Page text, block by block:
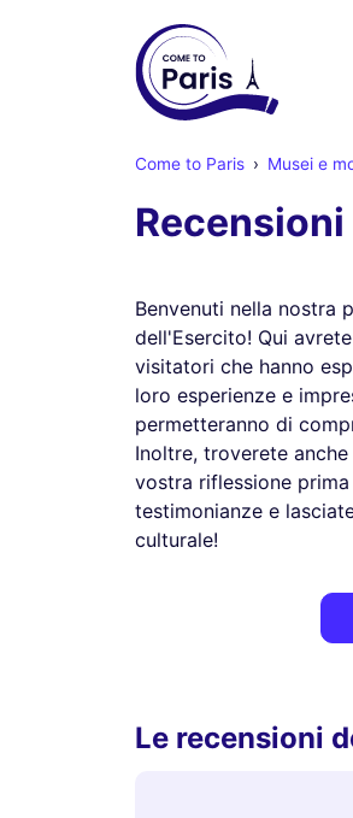
Come to Paris Musei e
Benvenuti nella nostra
dell'Esercito! Qui
visitatori che hanno
loro esperienze e
permetteranno di
Inoltre, troverete
vostra riflessione
testimonianze e
culturale!
Le recensioni